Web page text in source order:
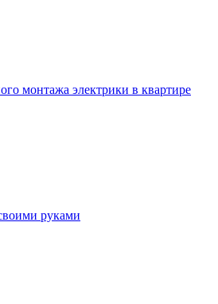
монтажа электрики в квартире
руками